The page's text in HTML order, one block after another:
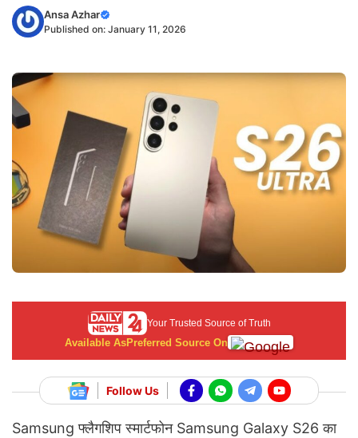
Ansa Azhar
Published on: January 11, 2026
Your Trusted Source of Truth
Available AsPreferred Source On
Follow Us
Samsung फ्लैगशिप स्मार्टफोन Samsung Galaxy S26 का